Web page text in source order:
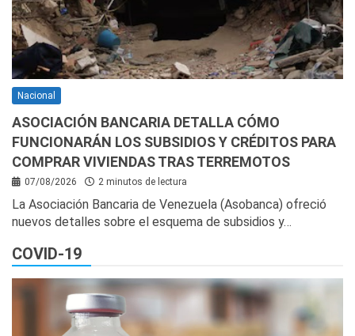
Nacional
ASOCIACIÓN BANCARIA DETALLA CÓMO
FUNCIONARÁN LOS SUBSIDIOS Y CRÉDITOS PARA
COMPRAR VIVIENDAS TRAS TERREMOTOS
07/08/2026 2 minutos de lectura
La Asociación Bancaria de Venezuela (Asobanca) ofreció
nuevos detalles sobre el esquema de subsidios y…
COVID-19